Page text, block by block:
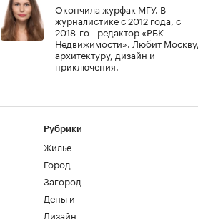
Окончила журфак МГУ. В
журналистике с 2012 года, с
2018-го - редактор «РБК-
Недвижимости». Любит Москву,
архитектуру, дизайн и
приключения.
Рубрики
Жилье
Город
Загород
Деньги
Дизайн